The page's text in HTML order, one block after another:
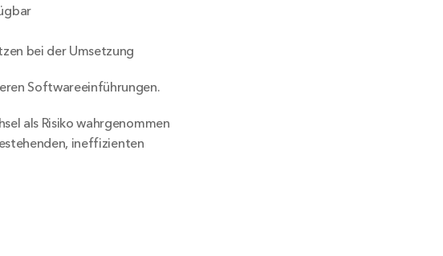
bei der Umsetzung
Softwareeinführungen.
als Risiko wahrgenommen
ineffizienten